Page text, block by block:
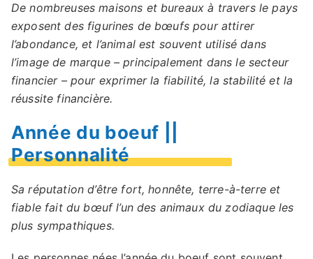
De nombreuses maisons et bureaux à travers le pays
exposent des figurines de bœufs pour attirer
l’abondance, et l’animal est souvent utilisé dans
l’image de marque – principalement dans le secteur
financier – pour exprimer la fiabilité, la stabilité et la
réussite financière.
Année du boeuf ||
Personnalité
Sa réputation d’être fort, honnête, terre-à-terre et
fiable fait du bœuf l’un des animaux du zodiaque les
plus sympathiques.